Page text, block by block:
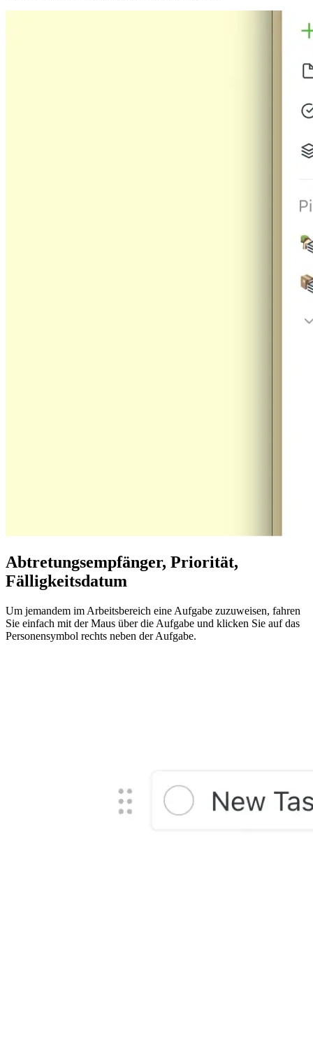
Abtretungsempfänger, Priorität,
Fälligkeitsdatum
Um jemandem im Arbeitsbereich eine Aufgabe zuzuweisen, fahren
Sie einfach mit der Maus über die Aufgabe und klicken Sie auf das
Personensymbol rechts neben der Aufgabe.